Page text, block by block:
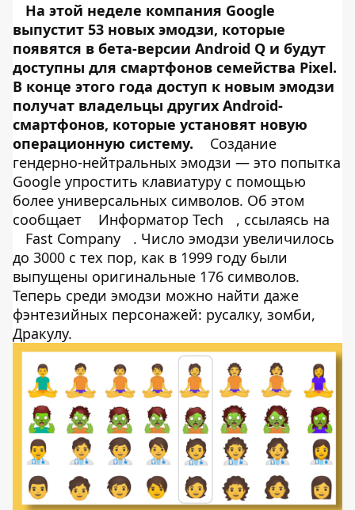
На этой неделе компания Google
выпустит 53 новых эмодзи, которые
появятся в бета-версии Android Q и будут
доступны для смартфонов семейства Pixel.
В конце этого года доступ к новым эмодзи
получат владельцы других Android-
смартфонов, которые установят новую
операционную систему.
Создание
гендерно-нейтральных эмодзи — это попытка
Google упростить клавиатуру с помощью
более универсальных символов. Об этом
сообщает
Информатор Tech
, ссылаясь на
Fast Company
. Число эмодзи увеличилось
до 3000 с тех пор, как в 1999 году были
выпущены оригинальные 176 символов.
Теперь среди эмодзи можно найти даже
фэнтезийных персонажей: русалку, зомби,
Дракулу.